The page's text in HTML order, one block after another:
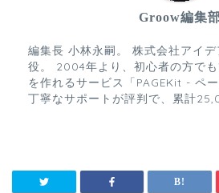
Groow編集
編集長 小林永嗣。 株式会社アイ
役。 2004年より、初心者の方で
を作れるサービス「PAGEKit - ペ
丁寧なサポートが評判で、累計